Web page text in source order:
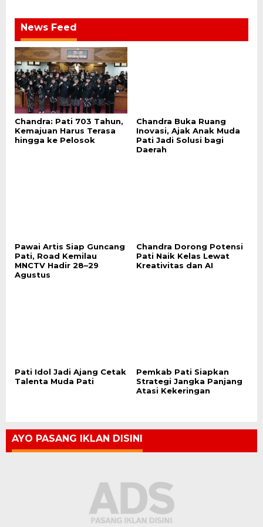
News Feed
Chandra: Pati 703 Tahun,
Kemajuan Harus Terasa
hingga ke Pelosok
Chandra Buka Ruang
Inovasi, Ajak Anak Muda
Pati Jadi Solusi bagi
Daerah
Pawai Artis Siap Guncang
Pati, Road Kemilau
MNCTV Hadir 28–29
Agustus
Chandra Dorong Potensi
Pati Naik Kelas Lewat
Kreativitas dan AI
Pati Idol Jadi Ajang Cetak
Talenta Muda Pati
Pemkab Pati Siapkan
Strategi Jangka Panjang
Atasi Kekeringan
AYO PASANG IKLAN DISINI